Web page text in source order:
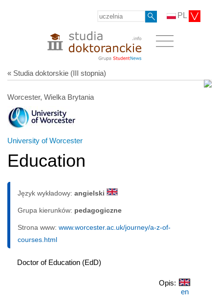
PL
« Studia doktorskie (III stopnia)
Worcester, Wielka Brytania
University of Worcester
Education
Język wykładowy: angielski
Grupa kierunków: pedagogiczne
Strona www: www.worcester.ac.uk/journey/a-z-of-
courses.html
Doctor of Education (EdD)
Opis:
en